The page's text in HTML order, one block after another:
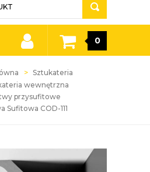
0
Sztukateria
wewnętrzna
przysufitowe
Sufitowa COD-111